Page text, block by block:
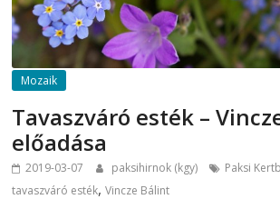
Mozaik
Tavaszváró esték –
előadása
2019-03-07 paksihirnok (kgy) Paksi
tavaszváró esték,Vincze Bálint